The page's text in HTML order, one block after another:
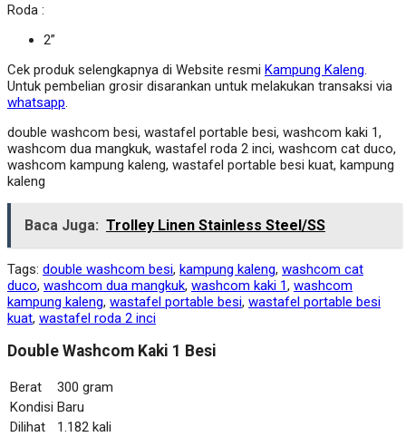
Roda :
2”
Cek produk selengkapnya di Website resmi Kampung Kaleng
Untuk pembelian grosir disarankan untuk melakukan transaksi via
whatsapp
double washcom besi, wastafel portable besi, washcom kaki 1,
washcom dua mangkuk, wastafel roda 2 inci, washcom cat duco,
washcom kampung kaleng, wastafel portable besi kuat, kampung
kaleng
Baca Juga: Trolley Linen Stainless Steel/SS
Tags: double washcom besi, kampung kaleng, washcom cat
duco, washcom dua mangkuk, washcom kaki 1, washcom
kampung kaleng, wastafel portable besi, wastafel portable besi
kuat, wastafel roda 2 inci
Double Washcom Kaki 1 Besi
Berat
300 gram
Kondisi Baru
Dilihat
1.182 kali